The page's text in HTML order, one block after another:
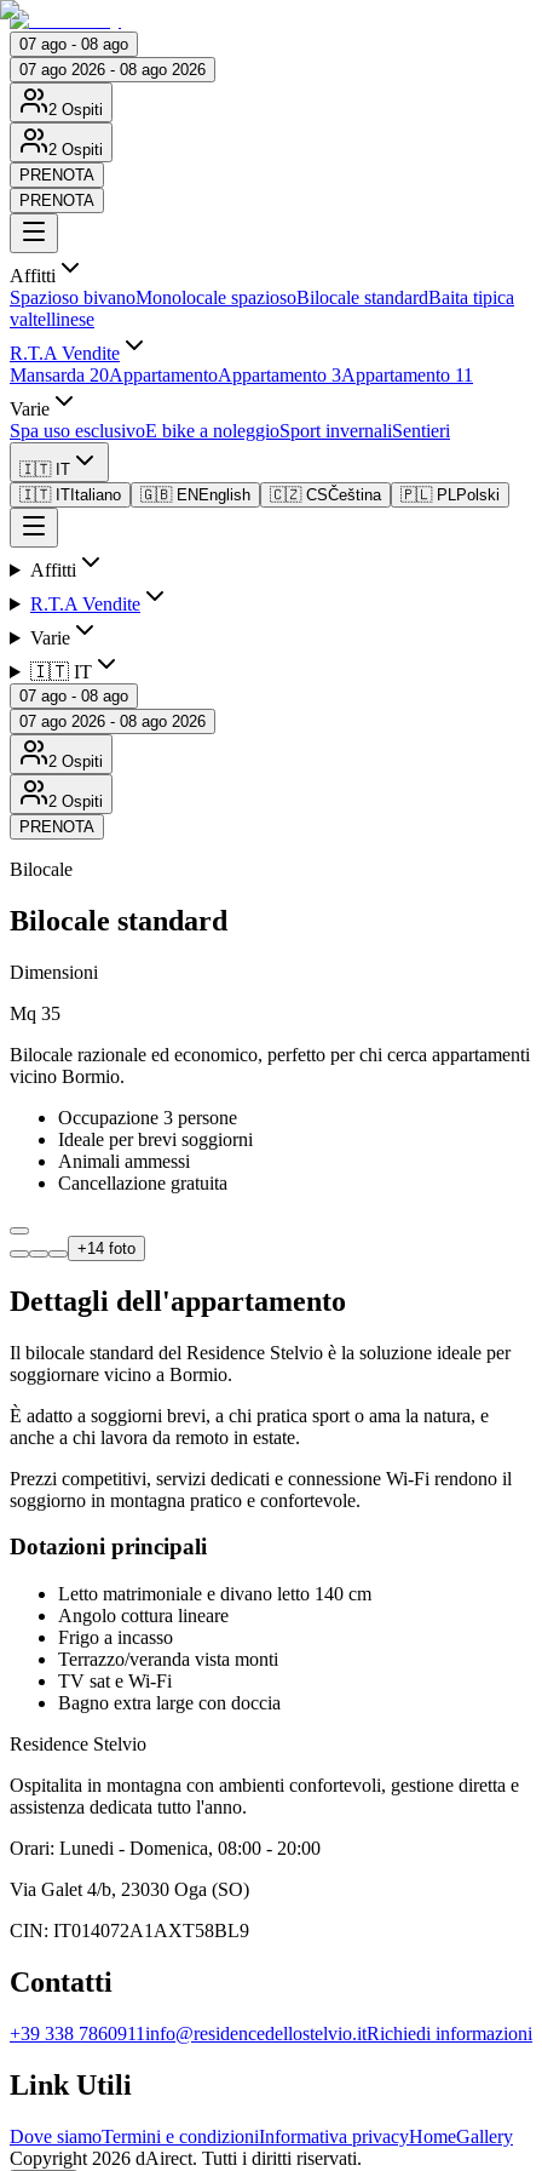
07 ago - 08 ago
07 ago 2026 - 08 ago 2026
2 Ospiti
2 Ospiti
PRENOTA
PRENOTA
Affitti
Spazioso bivanoMonolocale spaziosoBilocale standardBaita tipica
valtellinese
R.T.A Vendite
Mansarda 20AppartamentoAppartamento 3Appartamento 11
Varie
Spa uso esclusivoE bike a noleggioSport invernaliSentieri
🇮🇹 IT
🇮🇹 IT Italiano 🇬🇧 EN English 🇨🇿 CSČeština 🇵🇱 PLPolski
Affitti
R.T.A Vendite
Varie
🇮🇹 IT
07 ago - 08 ago
07 ago 2026 - 08 ago 2026
2 Ospiti
2 Ospiti
PRENOTA
Bilocale
Bilocale standard
Dimensioni
Mq 35
Bilocale razionale ed economico, perfetto per chi cerca appartamenti
vicino Bormio.
Occupazione 3 persone
Ideale per brevi soggiorni
Animali ammessi
Cancellazione gratuita
+14 foto
Dettagli dell'appartamento
Il bilocale standard del Residence Stelvio è la soluzione ideale per
soggiornare vicino a Bormio.
È adatto a soggiorni brevi, a chi pratica sport o ama la natura, e
anche a chi lavora da remoto in estate.
Prezzi competitivi, servizi dedicati e connessione Wi-Fi rendono il
soggiorno in montagna pratico e confortevole.
Dotazioni principali
Letto matrimoniale e divano letto 140 cm
Angolo cottura lineare
Frigo a incasso
Terrazzo/veranda vista monti
TV sat e Wi-Fi
Bagno extra large con doccia
Residence Stelvio
Ospitalita in montagna con ambienti confortevoli, gestione diretta e
assistenza dedicata tutto l'anno.
Orari: Lunedi - Domenica, 08:00 - 20:00
Via Galet 4/b, 23030 Oga (SO)
CIN: IT014072A1AXT58BL9
Contatti
+39 338 7860911info@residencedellostelvio.itRichiedi informazioni
Link Utili
Dove siamoTermini e condizioniInformativa privacyHomeGallery
Copyright 2026 dAirect. Tutti i diritti riservati.